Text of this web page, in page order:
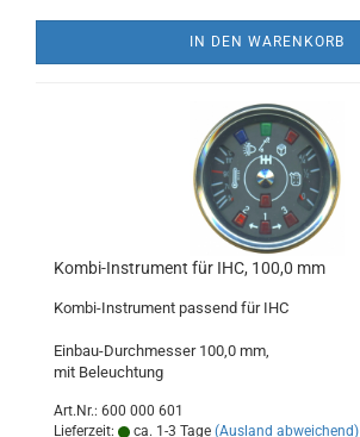
IN DEN WARENKORB
Kombi-Instrument für IHC, 100,0 mm
Kombi-Instrument passend für IHC
Einbau-Durchmesser 100,0 mm,
mit Beleuchtung
Art.Nr.: 600 000 601
Lieferzeit:
ca. 1-3 Tage (Ausland abweichend)